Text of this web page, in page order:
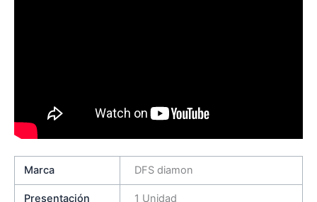
Marca DFS diamon
Presentación 1 Unidad